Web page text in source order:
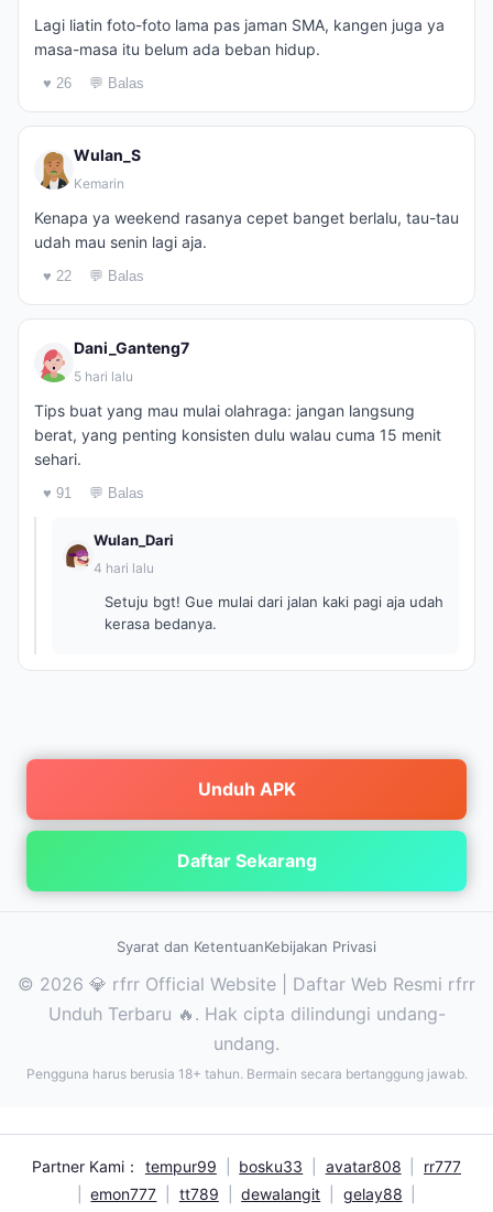
Lagi liatin foto-foto lama pas jaman SMA, kangen juga ya
masa-masa itu belum ada beban hidup.
♥ 26 💬 Balas
Wulan_S
Kemarin
Kenapa ya weekend rasanya cepet banget berlalu, tau-tau
udah mau senin lagi aja.
♥ 22 💬 Balas
Dani_Ganteng7
5 hari lalu
Tips buat yang mau mulai olahraga: jangan langsung
berat, yang penting konsisten dulu walau cuma 15 menit
sehari.
♥ 91 💬 Balas
Wulan_Dari
4 hari lalu
Setuju bgt! Gue mulai dari jalan kaki pagi aja udah
kerasa bedanya.
Unduh APK
Daftar Sekarang
Syarat dan KetentuanKebijakan Privasi
© 2026 💎 rfrr Official Website | Daftar Web Resmi rfrr
Unduh Terbaru 🔥. Hak cipta dilindungi undang-
undang.
Pengguna harus berusia 18+ tahun. Bermain secara bertanggung jawab.
Partner Kami： tempur99 bosku33 avatar808
rr777
emon777 tt789 dewalangit gelay88